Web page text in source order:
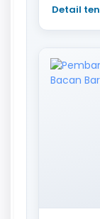
Detail